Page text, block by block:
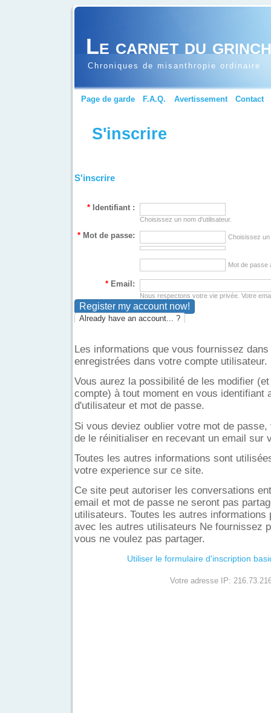
Le carnet du
Chroniques de misanthropie ordinaire
Page de garde F.A.Q. Avertissement Contact
S'inscrire
S'inscrire
* Identifiant :
Choisissez un nom d'utilisateur.
* Mot de passe: Choisissez
Mot de passe
* Email:
Nous respectons votre vie privée. Votre
Already have an account... ?
Les informations que vous fournissez
enregistrées dans votre compte utilisateur.
Vous aurez la possibilité de les modifier
compte) à tout moment en vous identifiant
d'utilisateur et mot de passe.
Si vous deviez oublier votre mot de
de le réinitialiser en recevant un email sur
Toutes les autres informations sont
votre experience sur ce site.
Ce site peut autoriser les conversations
email et mot de passe ne seront pas
utilisateurs. Toutes les autres informations
avec les autres utilisateurs Ne fournissez
vous ne voulez pas partager.
Utiliser le formulaire d'inscription
Votre adresse IP: